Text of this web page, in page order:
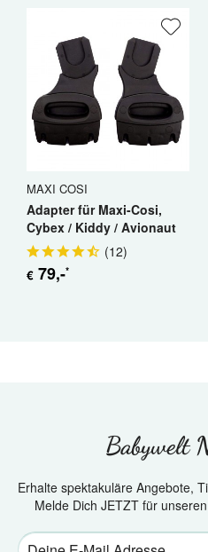
MAXI COSI
Adapter für Maxi-Cosi,
Cybex / Kiddy / Avionaut
(12)
€ 79,-*
Babywelt
Erhalte spektakuläre Angebote,
Melde Dich JETZT für